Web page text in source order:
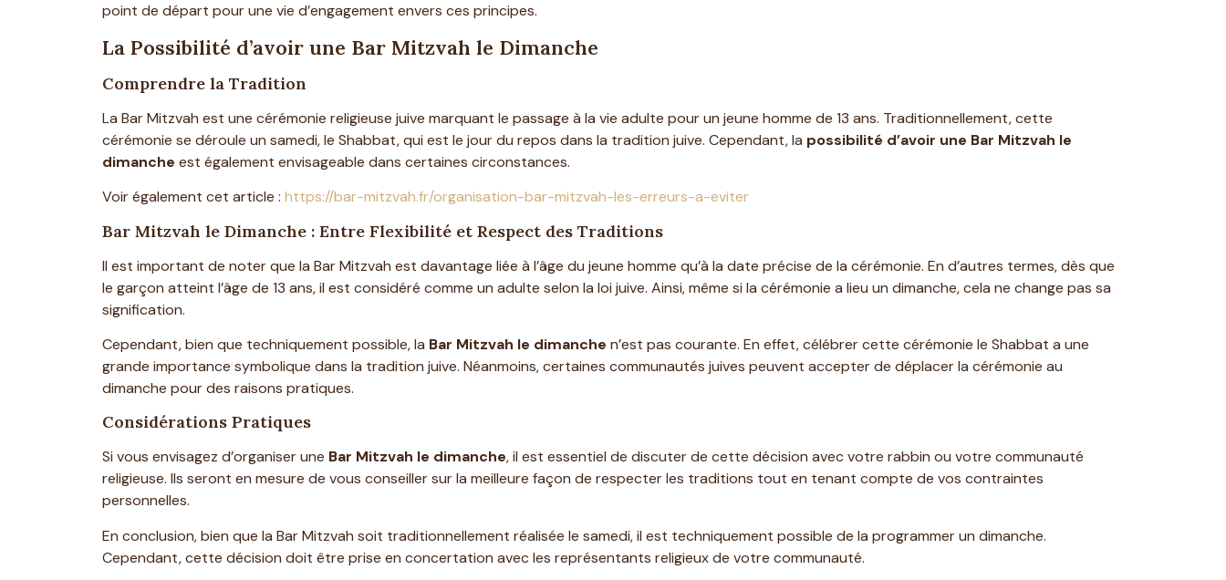
point de départ pour une vie d’engagement envers ces principes.
La Possibilité d’avoir une Bar Mitzvah le Dimanche
Comprendre la Tradition
La Bar Mitzvah est une cérémonie religieuse juive marquant le passage à la vie adulte pour un jeune homme de 13 ans. Traditionnellement, cette
cérémonie se déroule un samedi, le Shabbat, qui est le jour du repos dans la tradition juive. Cependant, la possibilité d’avoir une Bar Mitzvah le
dimanche est également envisageable dans certaines circonstances.
Voir également cet article : https://bar-mitzvah.fr/organisation-bar-mitzvah-les-erreurs-a-eviter
Bar Mitzvah le Dimanche : Entre Flexibilité et Respect des Traditions
Il est important de noter que la Bar Mitzvah est davantage liée à l’âge du jeune homme qu’à la date précise de la cérémonie. En d’autres termes, dès que
le garçon atteint l’âge de 13 ans, il est considéré comme un adulte selon la loi juive. Ainsi, même si la cérémonie a lieu un dimanche, cela ne change pas sa
signification.
Cependant, bien que techniquement possible, la Bar Mitzvah le dimanche n’est pas courante. En effet, célébrer cette cérémonie le Shabbat a une
grande importance symbolique dans la tradition juive. Néanmoins, certaines communautés juives peuvent accepter de déplacer la cérémonie au
dimanche pour des raisons pratiques.
Considérations Pratiques
Si vous envisagez d’organiser une Bar Mitzvah le dimanche, il est essentiel de discuter de cette décision avec votre rabbin ou votre communauté
religieuse. Ils seront en mesure de vous conseiller sur la meilleure façon de respecter les traditions tout en tenant compte de vos contraintes
personnelles.
En conclusion, bien que la Bar Mitzvah soit traditionnellement réalisée le samedi, il est techniquement possible de la programmer un dimanche.
Cependant, cette décision doit être prise en concertation avec les représentants religieux de votre communauté.